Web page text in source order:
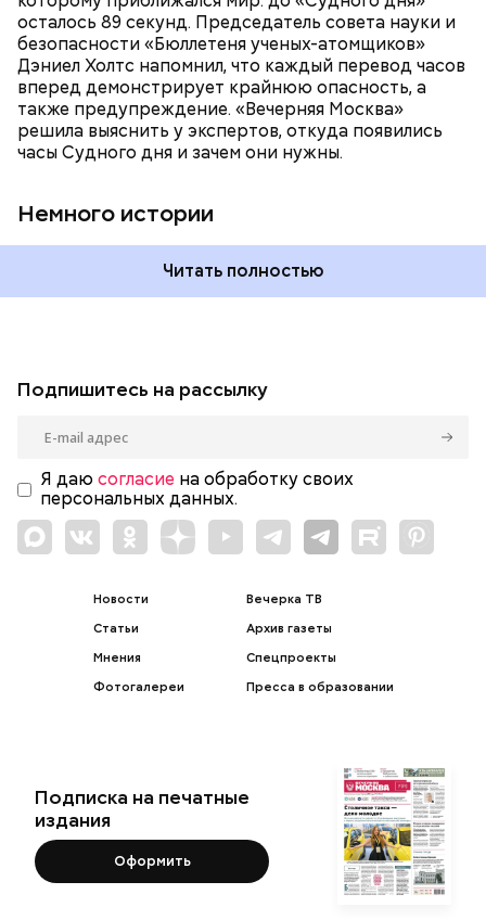
осталось 89 секунд. Председатель совета науки и
безопасности «Бюллетеня ученых-атомщиков»
Дэниел Холтс напомнил, что каждый перевод часов
вперед демонстрирует крайнюю опасность, а
также предупреждение. «Вечерняя Москва»
решила выяснить у экспертов, откуда появились
часы Судного дня и зачем они нужны.
Немного истории
время — без двух минут полночь. Вторая холодная
война между США и уже Россией стала обыденным
предметом обсуждения для аналитиков со всего
мира. Но, помимо перспективы отправиться в
«атомный рай», с 2007 года на стрелку часов
влияет еще одна глобальная угроза —
климатические изменения.
Читать полностью
Подпишитесь на рассылку
Я даю согласие на обработку своих
персональных данных.
Новости
Статьи
Мнения
Фотогалереи
Вечерка ТВ
Архив газеты
Спецпроекты
Пресса в образовании
Подписка на печатные
издания
Оформить